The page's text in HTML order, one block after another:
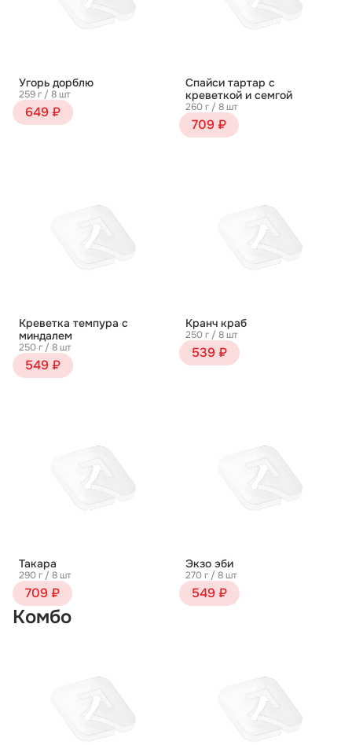
Угорь дорблю
259 г / 8 шт
649 ₽
Спайси тартар с
креветкой и семгой
260 г / 8 шт
709 ₽
Креветка темпура с
миндалем
250 г / 8 шт
549 ₽
Кранч краб
250 г / 8 шт
539 ₽
Такара
290 г / 8 шт
709 ₽
Экзо эби
270 г / 8 шт
549 ₽
Комбо